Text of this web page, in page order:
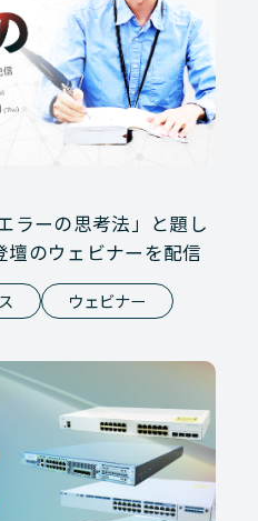
ラーの思考法」と題し
壇のウェビナーを配信
ウェビナー